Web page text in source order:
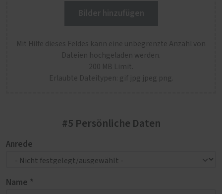
Mit Hilfe dieses Feldes kann eine unbegrenzte Anzahl von
Dateien hochgeladen werden.
200 MB Limit.
Erlaubte Dateitypen: gif jpg jpeg png.
#5 Persönliche Daten
Anrede
Name *